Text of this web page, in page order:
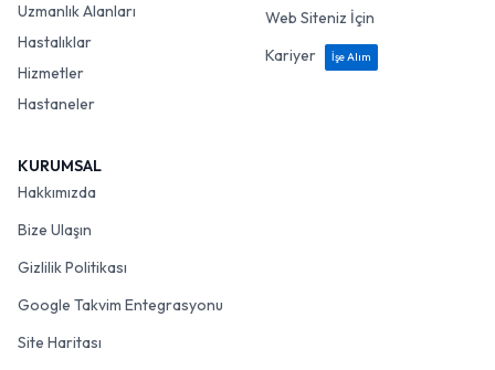
Uzmanlık Alanları
Hastalıklar
Hizmetler
Hastaneler
Web Siteniz İçin
Kariyer
İşe Alım
KURUMSAL
Hakkımızda
Bize Ulaşın
Gizlilik Politikası
Google Takvim Entegrasyonu
Site Haritası